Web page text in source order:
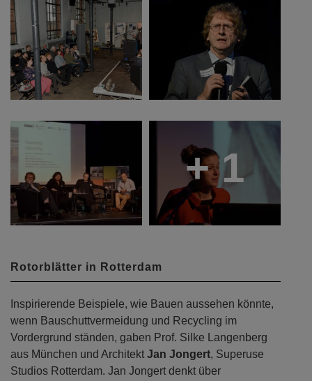
+ 1
Rotorblätter in Rotterdam
Inspirierende Beispiele, wie Bauen aussehen könnte,
wenn Bauschuttvermeidung und Recycling im
Vordergrund ständen, gaben Prof. Silke Langenberg
aus München und Architekt Jan Jongert, Superuse
Studios Rotterdam. Jan Jongert denkt über